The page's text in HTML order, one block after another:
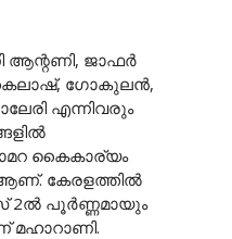
ജാഫർ
ഗോകുലൻ,
എന്നിവരും
കൈകാര്യം
കേരളത്തിൽ
2ൽ പൂർണ്ണമായും
മഹാറാണി.